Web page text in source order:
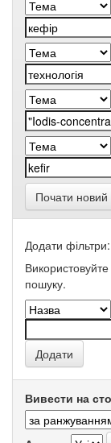
Почати
Додати фільтри:
пошуку.
Вивести на